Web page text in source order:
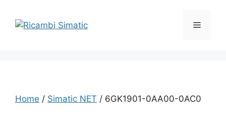
contenuto
Menu
Home / Simatic NET / 6GK1901-0AA00-0AC0